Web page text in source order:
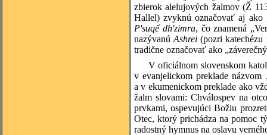
zbierok alelujových žalmov (Ž
Hallel) zvyknú označovať aj
P'suqế dh'zimra, čo znamená
nazývanúAshrei(pozri
tradične označovať ako
V oficiálnom slovenskom
v evanjelickom preklade
a v ekumenickom preklade ako
žalm slovami: Chválospev na
prvkami, ospevujúci Božiu
Otec, ktorý prichádza na pomoc
radostný hymnus na oslavu